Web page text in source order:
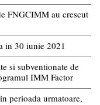
FNGCIMM au crescut
in 30 iunie 2021
si subventionate de
IMM Factor
perioada urmatoare,